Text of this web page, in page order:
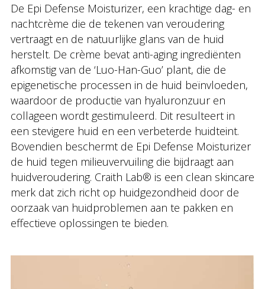
De Epi Defense Moisturizer, een krachtige dag- en
nachtcrème die de tekenen van veroudering
vertraagt en de natuurlijke glans van de huid
herstelt. De crème bevat anti-aging ingrediënten
afkomstig van de ‘Luo-Han-Guo’ plant, die de
epigenetische processen in de huid beïnvloeden,
waardoor de productie van hyaluronzuur en
collageen wordt gestimuleerd. Dit resulteert in
een stevigere huid en een verbeterde huidteint.
Bovendien beschermt de Epi Defense Moisturizer
de huid tegen milieuvervuiling die bijdraagt aan
huidveroudering. Craith Lab® is een clean skincare
merk dat zich richt op huidgezondheid door de
oorzaak van huidproblemen aan te pakken en
effectieve oplossingen te bieden.